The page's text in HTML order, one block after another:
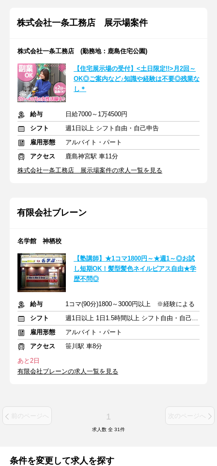
株式会社一条工務店 展示場案件
株式会社一条工務店 (勤務地：鹿島住宅公園)
【住宅展示場の受付】<土日限定!!>月2回～
OK◎ご案内など♪知識や経験は不要◎残業な
し＊
給与
日給7000～1万4500円
シフト
週1日以上 シフト自由・自己申告
雇用形態
アルバイト・パート
アクセス
鹿島神宮駅 車11分
株式会社一条工務店 展示場案件の求人一覧を見る
有限会社ブレーン
名学館 神栖校
【塾講師】★1コマ1800円～★週1～◎お試
し短期OK！髪型髪色ネイルピアス自由★学
歴不問◎
給与
1コマ(90分)1800～3000円以上 ※経験による
シフト
週1日以上 1日1.5時間以上 シフト自由・自己申告
雇用形態
アルバイト・パート
アクセス
笹川駅 車8分
あと2日
有限会社ブレーンの求人一覧を見る
前のページへ 1 次のページへ
求人数 全 31件
条件を変更して求人を探す